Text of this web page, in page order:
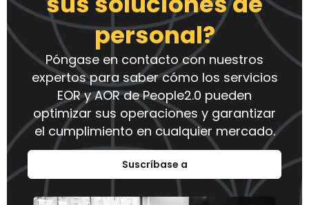
personal?
Póngase en contacto con nuestros
expertos para saber cómo los servicios
EOR y AOR de People2.0 pueden
optimizar sus operaciones y garantizar
el cumplimiento en cualquier mercado.
Suscríbase a